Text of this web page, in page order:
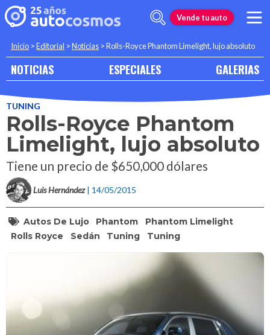
Vende tu auto
Inicio >Editorial >Noticias >Rolls-Royce Phantom Limelight, lujo absoluto
NOTICIAS ESPECIALES GALERIAS
TUNING
Rolls-Royce Phantom
Limelight, lujo absoluto
Tiene un precio de $650,000 dólares
Luis Hernández | 14/05/2015
Autos De Lujo Phantom
Phantom Limelight
Rolls Royce
Sedán Tuning Tuning